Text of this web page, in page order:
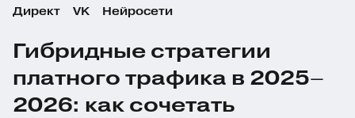
Директ VK Нейросети
Гибридные стратегии
платного трафика в 2025–
2026: как сочетать